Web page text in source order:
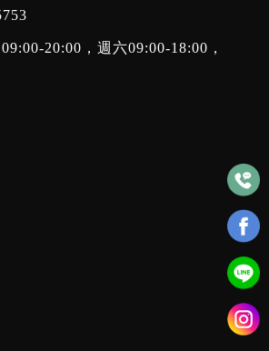
20:00，週六09:00-18:00，